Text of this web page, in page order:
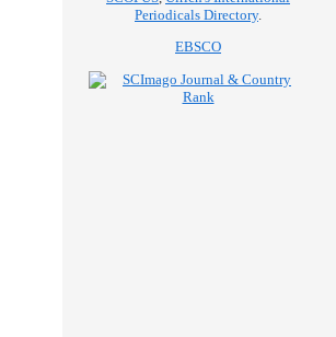
Periodicals Directory.
EBSCO